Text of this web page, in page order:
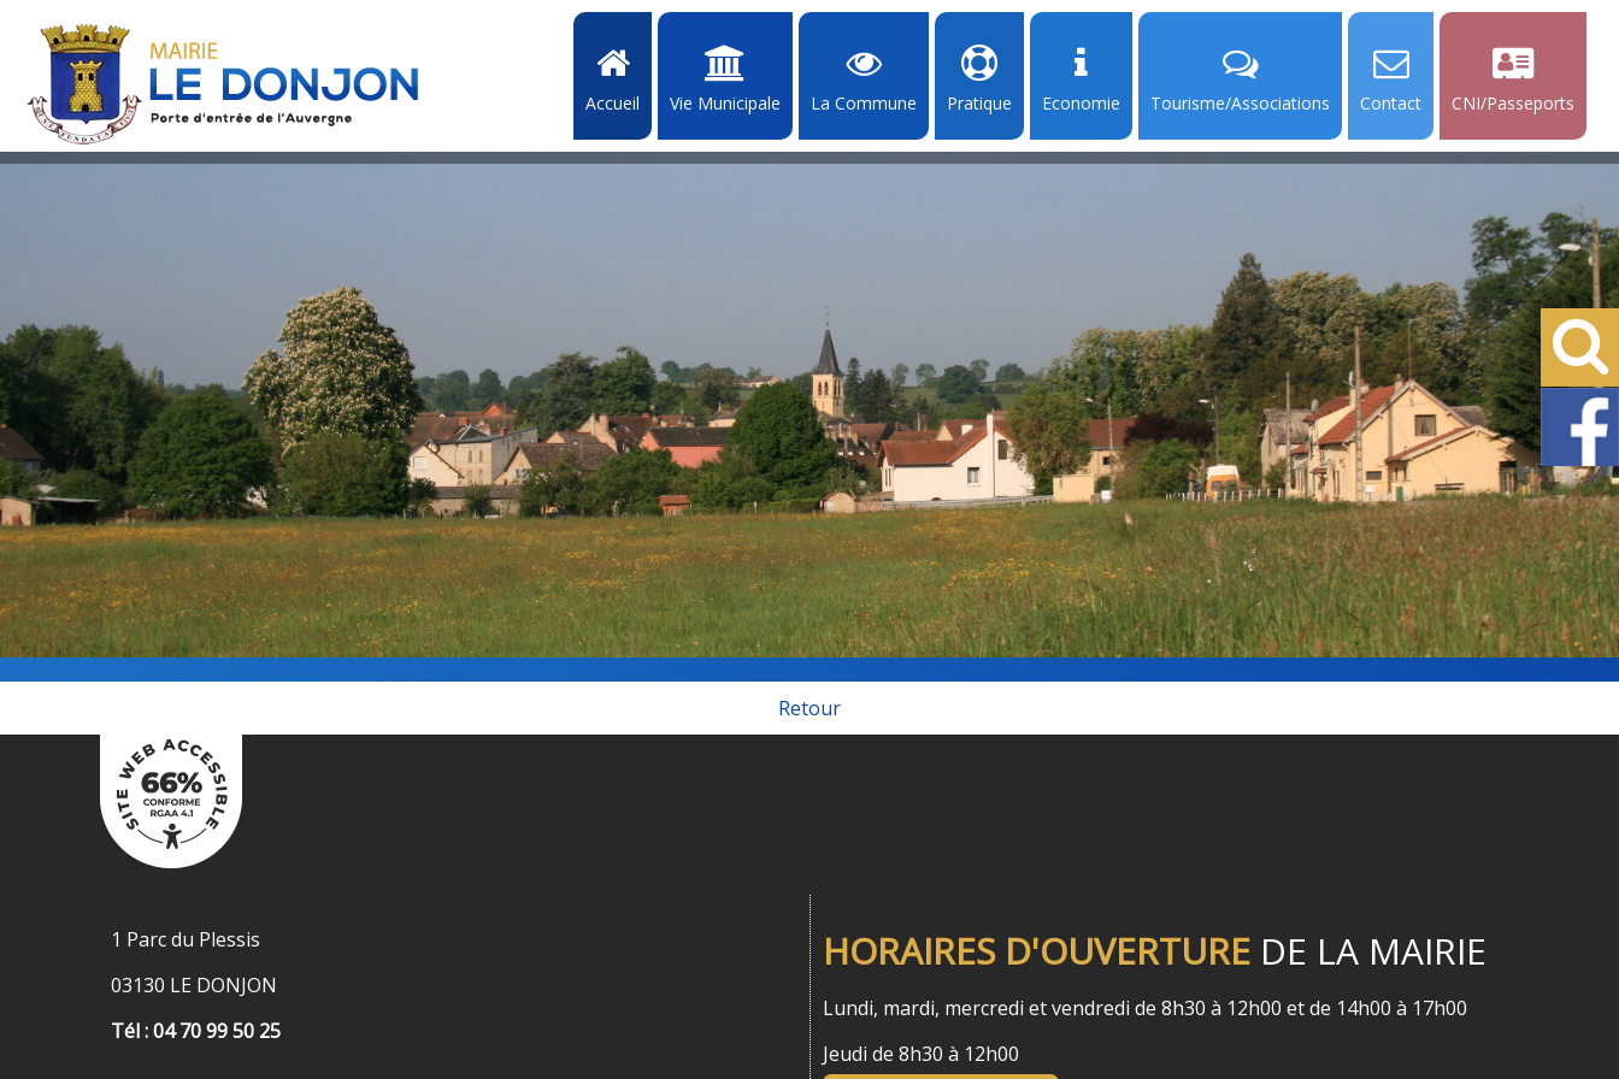
Accueil Vie Municipale La Commune Pratique Economie Tourisme/Associations Contact CNI/Passeports
Retour
1 Parc du Plessis
03130 LE DONJON
Tél : 04 70 99 50 25
HORAIRES D'OUVERTURE DE LA MAIRIE
Lundi, mardi, mercredi et vendredi de 8h30 à 12h00 et de 14h00 à 17h00
Jeudi de 8h30 à 12h00